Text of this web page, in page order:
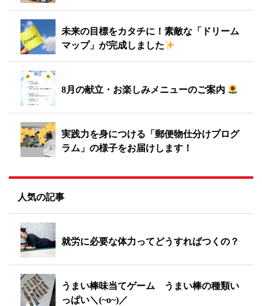
未来の目標をカタチに！素敵な「ドリーム
マップ」が完成しました
8月の献立・お楽しみメニューのご案内
実践力を身につける「郵便物仕分けプログ
ラム」の様子をお届けします！
人気の記事
就労に必要な体力ってどうすればつくの？
うまい棒味当てゲーム うまい棒の種類い
っぱい＼(~o~)／